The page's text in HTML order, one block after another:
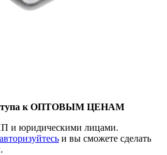
к ОПТОВЫМ ЦЕНАМ
и юридическими лицами.
авторизуйтесь и вы сможете сделать